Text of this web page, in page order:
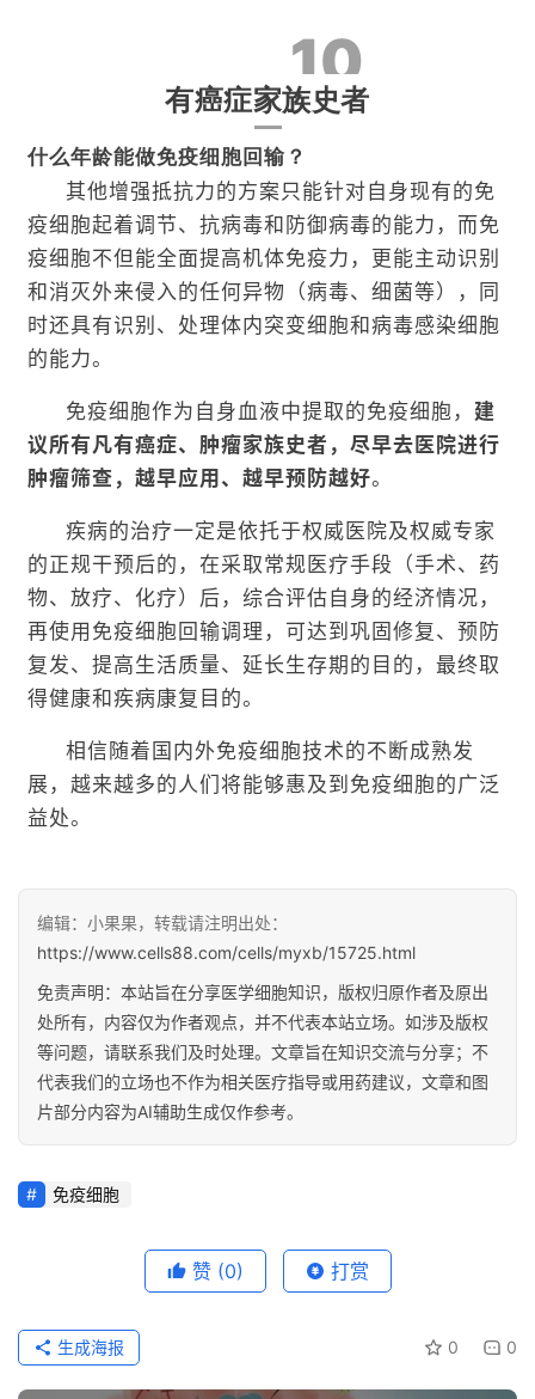
10
有癌症家族史者
什么年龄能做免疫细胞回输？
其他增强抵抗力的方案只能针对自身现有的免
疫细胞起着调节、抗病毒和防御病毒的能力，而免
疫细胞不但能全面提高机体免疫力，更能主动识别
和消灭外来侵入的任何异物（病毒、细菌等），同
时还具有识别、处理体内突变细胞和病毒感染细胞
的能力。
免疫细胞作为自身血液中提取的免疫细胞， 建
议所有凡有癌症、肿瘤家族史者，尽早去医院进行
肿瘤筛查，越早应用、越早预防越好。
疾病的治疗一定是依托于权威医院及权威专家
的正规干预后的，在采取常规医疗手段（手术、药
物、放疗、化疗）后，综合评估自身的经济情况，
再使用免疫细胞回输调理，可达到巩固修复、预防
复发、提高生活质量、延长生存期的目的，最终取
得健康和疾病康复目的。
相信随着国内外免疫细胞技术的不断成熟发
展，越来越多的人们将能够惠及到免疫细胞的广泛
益处。
编辑：小果果，转载请注明出处：
https://www.cells88.com/cells/myxb/15725.html
免责声明：本站旨在分享医学细胞知识，版权归原作者及原出
处所有，内容仅为作者观点，并不代表本站立场。如涉及版权
等问题，请联系我们及时处理。文章旨在知识交流与分享；不
代表我们的立场也不作为相关医疗指导或用药建议，文章和图
片部分内容为AI辅助生成仅作参考。
免疫细胞
赞 (0) 打赏
0 0
生成海报